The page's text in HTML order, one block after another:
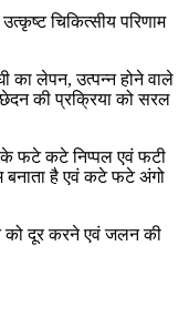
चिकित्सीय परिणाम
का लेपन, उत्पन्न होने वाले
की प्रक्रिया को सरल
फटे कटे निप्पल एवं फटी
बनाता है एवं कटे फटे अंगो
को दूर करने एवं जलन की